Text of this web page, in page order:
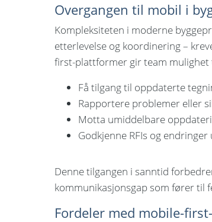
Overgangen til mobil i
Kompleksiteten i moderne
etterlevelse og koordinering –
first-plattformer gir team mulighet
Få tilgang til oppdaterte
Rapportere problemer eller
Motta umiddelbare
Godkjenne RFIs og
Denne tilgangen i sanntid
kommunikasjonsgap som fører til
Fordeler med mobile-